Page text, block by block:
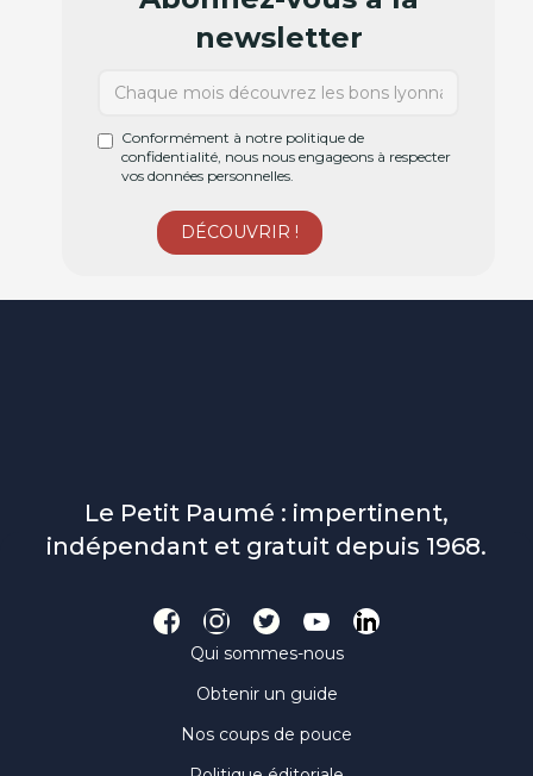
newsletter
Conformément à notre politique de
confidentialité, nous nous engageons à respecter
vos données personnelles.
Le Petit Paumé : impertinent,
indépendant et gratuit depuis 1968.
Qui sommes-nous
Obtenir un guide
Nos coups de pouce